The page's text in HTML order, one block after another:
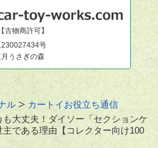
【古物商許可】
号
うさぎの森
ル
カートイお役立ち通信
大丈夫！ダイソー「セクションケ
である理由【コレクター向け100